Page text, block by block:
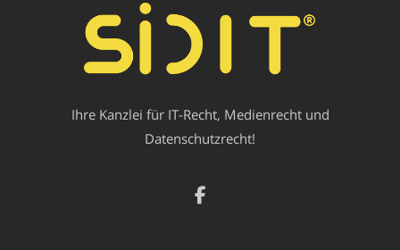
Ihre Kanzlei für IT-Recht, Medienrecht und
Datenschutzrecht!